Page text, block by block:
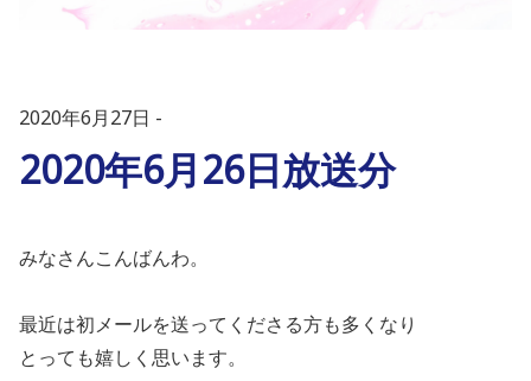
2020年6月27日
2020年6月26日放送分
みなさんこんばんわ。
最近は初メールを送ってくださる方も多くなり
とっても嬉しく思います。